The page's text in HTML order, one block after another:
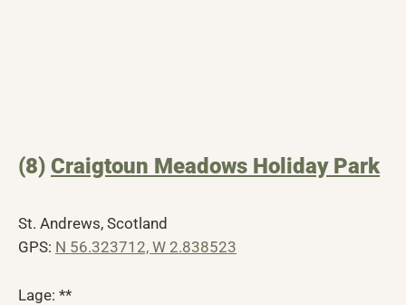
(8) Craigtoun Meadows Holiday Park
St. Andrews, Scotland
GPS: N 56.323712, W 2.838523
Lage: **